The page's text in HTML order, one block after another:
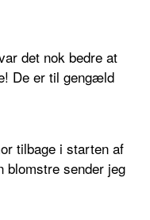
det nok bedre at
De er til gengæld
tilbage i starten af
blomstre sender jeg